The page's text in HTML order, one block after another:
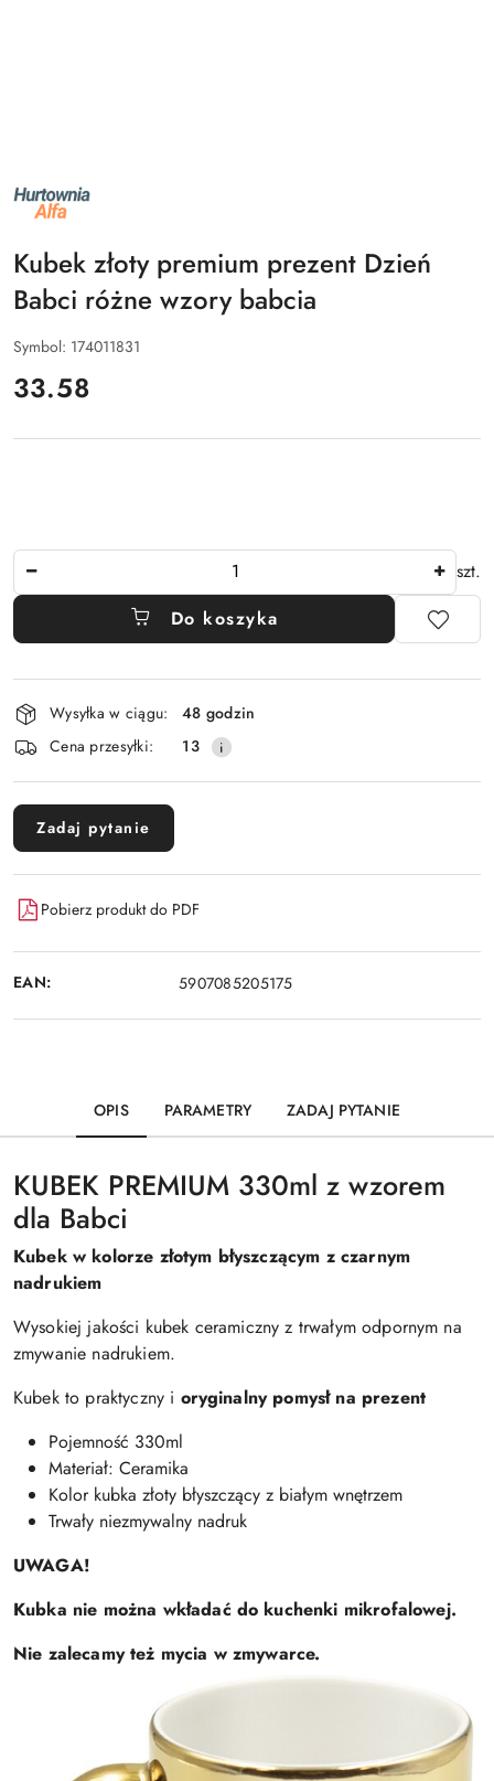
NAZWA
PRODUCENTA:
ALFA
Kubek złoty premium prezent Dzień
Babci różne wzory babcia
Symbol: 174011831
cena:
33.58
szt.
Do koszyka
Dostępność
i
dostawa
Wysyłka w ciągu:
48 godzin
Cena przesyłki:
13
Zadaj pytanie
Pobierz produkt do PDF
EAN: 5907085205175
OPIS PARAMETRY ZADAJ PYTANIE
KUBEK PREMIUM 330ml z wzorem
dla Babci
Kubek w kolorze złotym błyszczącym z czarnym
nadrukiem
Wysokiej jakości kubek ceramiczny z trwałym odpornym na
zmywanie nadrukiem.
Kubek to praktyczny i oryginalny pomysł na prezent
Pojemność 330ml
Materiał: Ceramika
Kolor kubka złoty błyszczący z białym wnętrzem
Trwały niezmywalny nadruk
UWAGA!
Kubka nie można wkładać do kuchenki mikrofalowej.
Nie zalecamy też mycia w zmywarce.